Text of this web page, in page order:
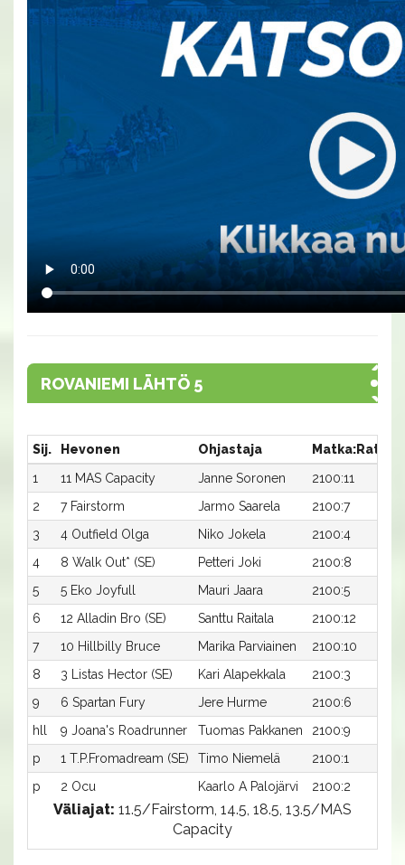
ROVANIEMI LÄHTÖ 5
Sij. Hevonen Ohjastaja Matka:Rata
1
11 MAS Capacity Janne Soronen 2100:11
2
7 Fairstorm Jarmo Saarela 2100:7
3
4 Outfield Olga Niko Jokela 2100:4
4
8 Walk Out* (SE) Petteri Joki 2100:8
5
5 Eko Joyfull Mauri Jaara 2100:5
6
12 Alladin Bro (SE) Santtu Raitala 2100:12
7
10 Hillbilly Bruce Marika Parviainen 2100:10
8
3 Listas Hector (SE) Kari Alapekkala 2100:3
9
6 Spartan Fury Jere Hurme 2100:6
hll
9 Joana's Roadrunner Tuomas Pakkanen 2100:9
p
1 T.P.Fromadream (SE) Timo Niemelä 2100:1
p
2 Ocu Kaarlo A Palojärvi 2100:2
Väliajat: 11.5/Fairstorm, 14.5, 18.5, 13.5/MAS
Capacity